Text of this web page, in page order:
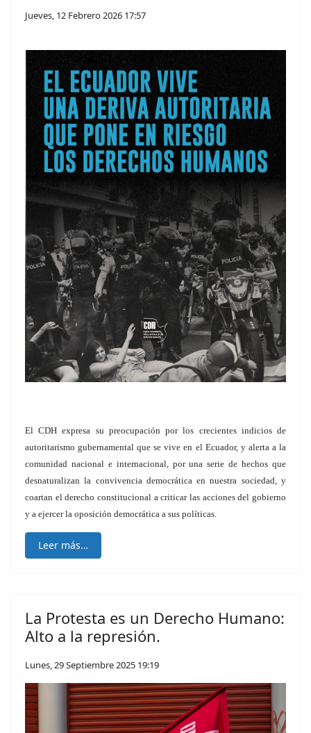
Jueves, 12 Febrero 2026 17:57
El CDH expresa su preocupación por los crecientes indicios de
autoritarismo gubernamental que se vive en el Ecuador, y alerta a la
comunidad nacional e internacional, por una serie de hechos que
desnaturalizan la convivencia democrática en nuestra sociedad, y
coartan el derecho constitucional a criticar las acciones del gobierno
y a ejercer la oposición democrática a sus políticas.
Leer más…
La Protesta es un Derecho Humano:
Alto a la represión.
Lunes, 29 Septiembre 2025 19:19